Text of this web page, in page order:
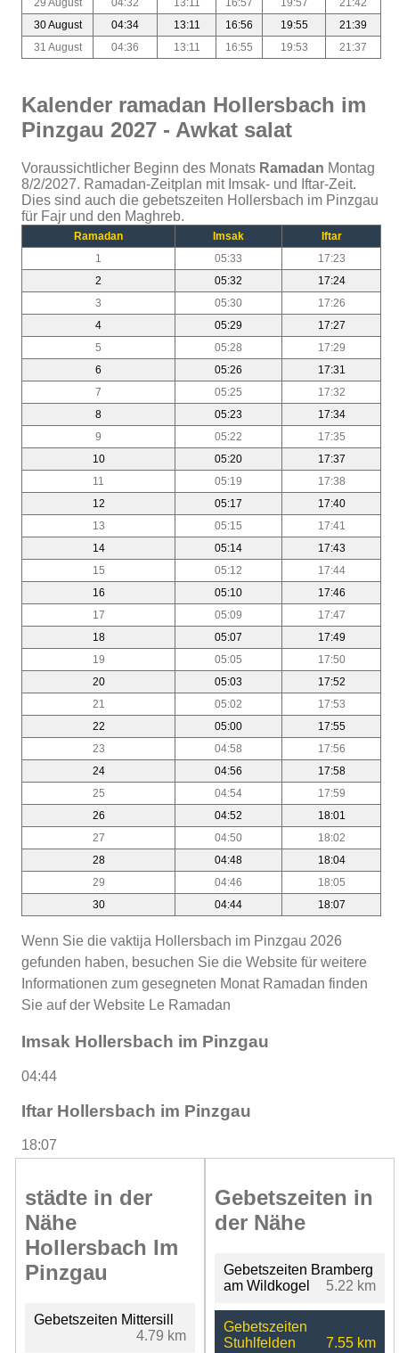
30 August
04:34 13:11 16:56 19:55
21:39
31 August
04:36 13:11 16:55 19:53 21:37
Kalender ramadan Hollersbach im
Pinzgau 2027 - Awkat salat
Voraussichtlicher Beginn des Monats Ramadan Montag
8/2/2027. Ramadan-Zeitplan mit Imsak- und Iftar-Zeit.
Dies sind auch die gebetszeiten Hollersbach im Pinzgau
für Fajr und den Maghreb.
Ramadan Imsak
Iftar
1
05:33
17:23
2
05:32
17:24
3
05:30
17:26
4
05:29
17:27
5
05:28
17:29
6
05:26
17:31
7
05:25
17:32
8
05:23
17:34
9
05:22
17:35
10
05:20
17:37
11
05:19
17:38
12
05:17
17:40
13
05:15
17:41
14
05:14
17:43
15
05:12
17:44
16
05:10
17:46
17
05:09
17:47
18
05:07
17:49
19
05:05
17:50
20
05:03
17:52
21
05:02
17:53
22
05:00
17:55
23
04:58
17:56
24
04:56
17:58
25
04:54
17:59
26
04:52
18:01
27
04:50
18:02
28
04:48
18:04
29
04:46
18:05
30
04:44 18:07
Wenn Sie die vaktija Hollersbach im Pinzgau 2026
gefunden haben, besuchen Sie die Website für weitere
Informationen zum gesegneten Monat Ramadan finden
Sie auf der Website Le Ramadan
Imsak Hollersbach im Pinzgau
04:44
Iftar Hollersbach im Pinzgau
18:07
städte in der
Nähe
Hollersbach Im
Pinzgau
Gebetszeiten Mittersill
4.79 km
Gebetszeiten in
der Nähe
Gebetszeiten Bramberg
am Wildkogel
5.22 km
Gebetszeiten
Stuhlfelden
7.55 km